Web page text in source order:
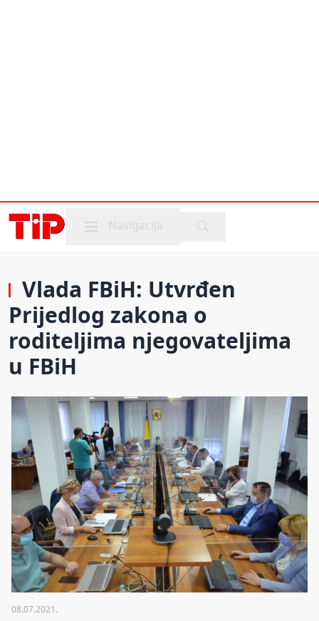
Mobile menu
Navigacija
Vlada FBiH: Utvrđen
Prijedlog zakona o
roditeljima njegovateljima
u FBiH
08.07.2021.